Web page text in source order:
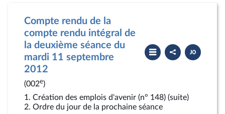
Compte rendu de la
compte rendu intégral de
la deuxième séance du
mardi 11 septembre
2012
(002e)
Partager
le
compte
Télécharger
le
PDF
1. Création des emplois d'avenir (n° 148) (suite)
2. Ordre du jour de la prochaine séance